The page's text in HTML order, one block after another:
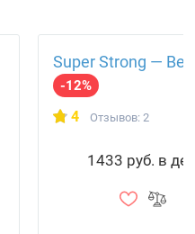
Super Strong —
-12%
4 Отзывов: 2
1433 руб. в